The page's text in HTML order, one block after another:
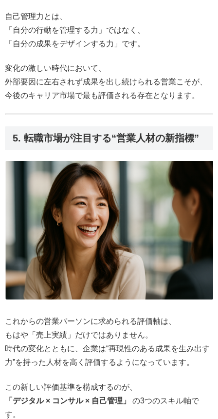
自己管理力とは、
「自分の行動を管理する力」ではなく、
「自分の成果をデザインする力」です。
変化の激しい時代において、
外部要因に左右されず成果を出し続けられる営業こそが、
今後のキャリア市場で最も評価される存在となります。
5. 転職市場が注目する“営業人材の新指標”
これからの営業パーソンに求められる評価軸は、
もはや「売上実績」だけではありません。
時代の変化とともに、企業は“再現性のある成果を生み出す
力”を持った人材を高く評価するようになっています。
この新しい評価基準を構成するのが、
「デジタル × コンサル × 自己管理」
の3つのスキル軸で
す。